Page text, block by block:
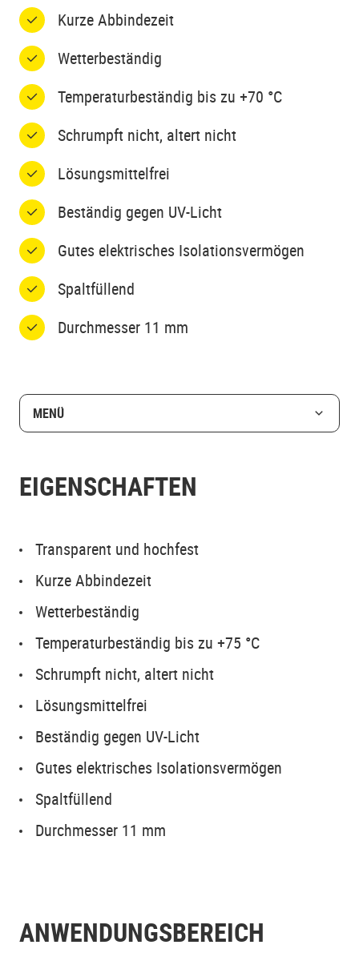
Kurze Abbindezeit
Wetterbeständig
Temperaturbeständig bis zu +70 °C
Schrumpft nicht, altert nicht
Lösungsmittelfrei
Beständig gegen UV-Licht
Gutes elektrisches Isolationsvermögen
Spaltfüllend
Durchmesser 11 mm
MENÜ
EIGENSCHAFTEN
Transparent und hochfest
Kurze Abbindezeit
Wetterbeständig
Temperaturbeständig bis zu +75 °C
Schrumpft nicht, altert nicht
Lösungsmittelfrei
Beständig gegen UV-Licht
Gutes elektrisches Isolationsvermögen
Spaltfüllend
Durchmesser 11 mm
ANWENDUNGSBEREICH